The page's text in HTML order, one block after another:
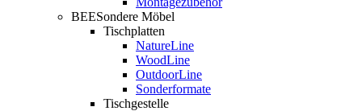
BEESondere Möbel
Tischplatten
NatureLine
WoodLine
OutdoorLine
Sonderformate
Tischgestelle